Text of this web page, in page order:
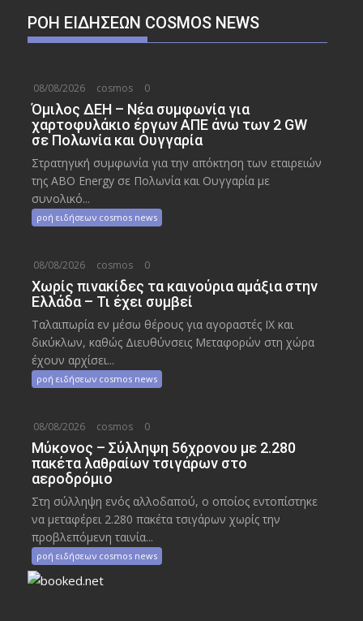
ΡΟΉ ΕΙΔΉΣΕΩΝ COSMOS NEWS
08/08/2026 cosmos 0
Όμιλος ΔΕΗ – Νέα συμφωνία για
χαρτοφυλάκιο έργων ΑΠΕ άνω των 2 GW
σε Πολωνία και Ουγγαρία
Στρατηγική συμφωνία για την απόκτηση των εταιρειών
της ABO Energy σε Πολωνία και Ουγγαρία με
συνολικό...
ροή ειδήσεων cosmos news
08/08/2026 cosmos 0
Χωρίς πινακίδες τα καινούρια αμάξια στην
Ελλάδα – Τι έχει συμβεί
Ταλαιπωρία εν μέσω θέρους για αγοραστές ΙΧ και
δικύκλων, καθώς Διευθύνσεις Μεταφορών στη χώρα
έχουν αρχίσει...
ροή ειδήσεων cosmos news
08/08/2026 cosmos 0
Μύκονος – Σύλληψη 56χρονου με 2.280
πακέτα λαθραίων τσιγάρων στο
αεροδρόμιο
Στη σύλληψη ενός αλλοδαπού, ο οποίος εντοπίστηκε
να μεταφέρει 2.280 πακέτα τσιγάρων χωρίς την
προβλεπόμενη ταινία...
ροή ειδήσεων cosmos news